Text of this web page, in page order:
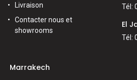
Livraison
Contacter nous et
showrooms
Tél:
El
Tél:
Marrakech